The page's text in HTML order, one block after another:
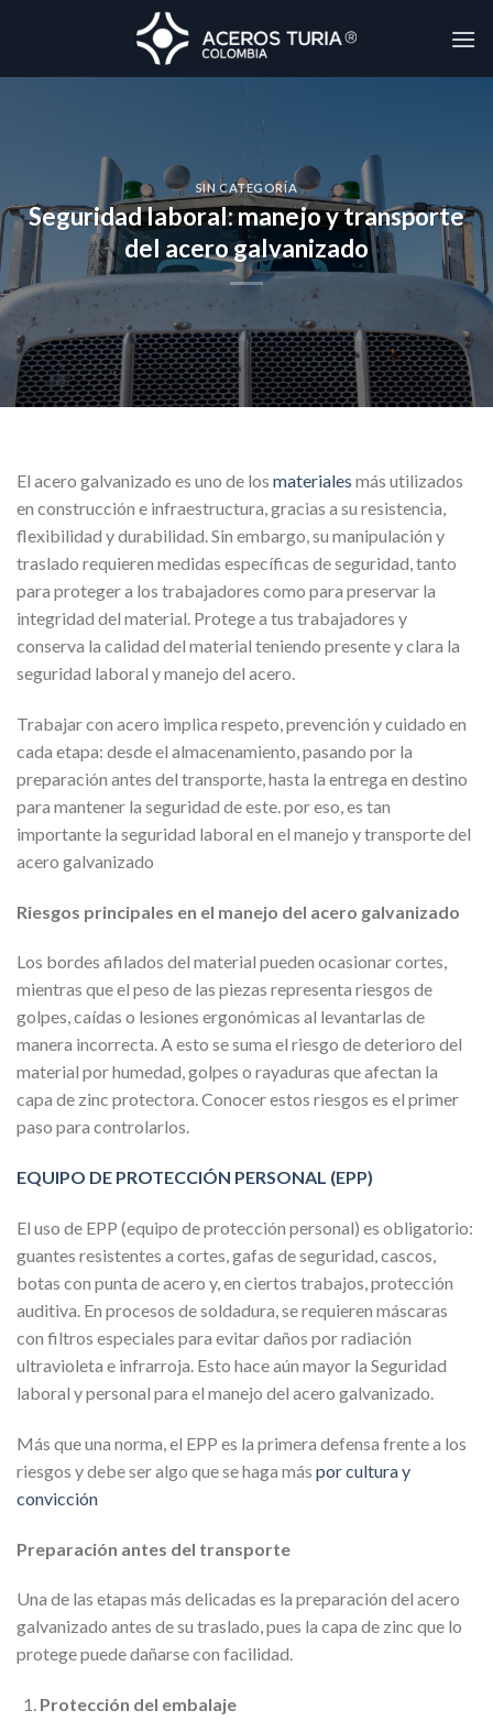
SIN CATEGORÍA
Seguridad laboral: manejo y transporte
del acero galvanizado
El acero galvanizado es uno de los materiales más utilizados
en construcción e infraestructura, gracias a su resistencia,
flexibilidad y durabilidad. Sin embargo, su manipulación y
traslado requieren medidas específicas de seguridad, tanto
para proteger a los trabajadores como para preservar la
integridad del material. Protege a tus trabajadores y
conserva la calidad del material teniendo presente y clara la
seguridad laboral y manejo del acero.
Trabajar con acero implica respeto, prevención y cuidado en
cada etapa: desde el almacenamiento, pasando por la
preparación antes del transporte, hasta la entrega en destino
para mantener la seguridad de este. por eso, es tan
importante la seguridad laboral en el manejo y transporte del
acero galvanizado
Riesgos principales en el manejo del acero galvanizado
Los bordes afilados del material pueden ocasionar cortes,
mientras que el peso de las piezas representa riesgos de
golpes, caídas o lesiones ergonómicas al levantarlas de
manera incorrecta. A esto se suma el riesgo de deterioro del
material por humedad, golpes o rayaduras que afectan la
capa de zinc protectora. Conocer estos riesgos es el primer
paso para controlarlos.
EQUIPO DE PROTECCIÓN PERSONAL (EPP)
El uso de EPP (equipo de protección personal) es obligatorio:
guantes resistentes a cortes, gafas de seguridad, cascos,
botas con punta de acero y, en ciertos trabajos, protección
auditiva. En procesos de soldadura, se requieren máscaras
con filtros especiales para evitar daños por radiación
ultravioleta e infrarroja. Esto hace aún mayor la Seguridad
laboral y personal para el manejo del acero galvanizado.
Más que una norma, el EPP es la primera defensa frente a los
riesgos y debe ser algo que se haga más por cultura y
convicción
Preparación antes del transporte
Una de las etapas más delicadas es la preparación del acero
galvanizado antes de su traslado, pues la capa de zinc que lo
protege puede dañarse con facilidad.
Protección del embalaje